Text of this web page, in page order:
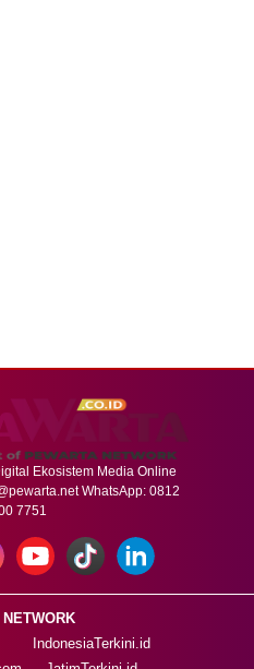
Ekosistem Media Online
WhatsApp: 0812
7751
IndonesiaTerkini.id